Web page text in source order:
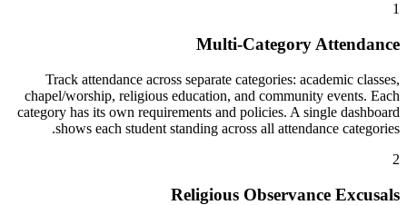
1
Multi-Category Attendance
Track attendance across separate categories: academic classes,
chapel/worship, religious education, and community events. Each
category has its own requirements and policies. A single dashboard
shows each student standing across all attendance categories.
2
Religious Observance Excusals